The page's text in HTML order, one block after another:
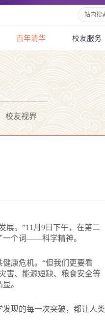
百年清华 校友服务
校友视界
展。”11月9日下午，在第二
一个词——科学精神。
康危机。“但我们更要看
害、能源短缺、粮食安全等
。
现的每一次突破，都让人类